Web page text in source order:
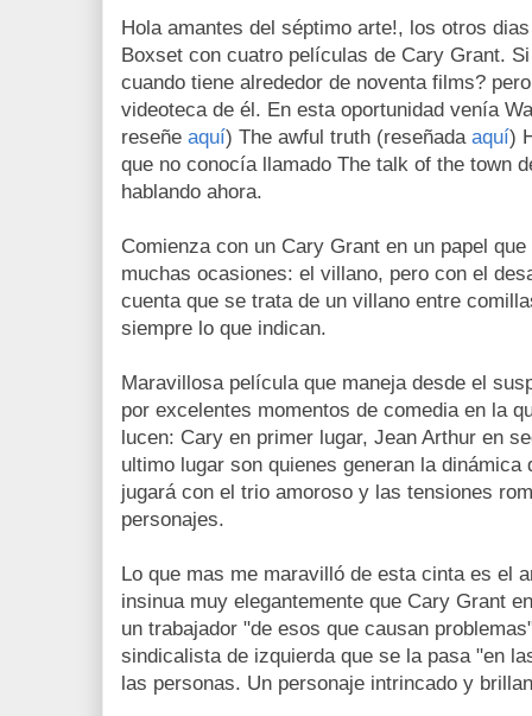
Hola amantes del séptimo arte!, los otros
Boxset con cuatro películas de Cary Grant.
cuando tiene alrededor de noventa films?
videoteca de él. En esta oportunidad venía
reseñe aquí) The awful truth (reseñada aquí)
que no conocía llamado The talk of the town
hablando ahora.
Comienza con un Cary Grant en un papel
muchas ocasiones: el villano, pero con el
cuenta que se trata de un villano entre
siempre lo que indican.
Maravillosa película que maneja desde el
por excelentes momentos de comedia en la
lucen: Cary en primer lugar, Jean Arthur en
ultimo lugar son quienes generan la
jugará con el trio amoroso y las tensiones
personajes.
Lo que mas me maravilló de esta cinta es el
insinua muy elegantemente que Cary Grant
un trabajador "de esos que causan
sindicalista de izquierda que se la pasa "en
las personas. Un personaje intrincado y